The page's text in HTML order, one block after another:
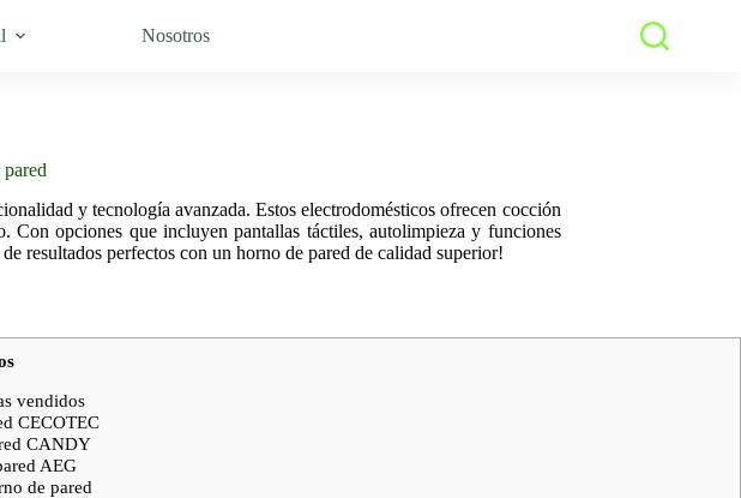
Nosotros
y tecnología avanzada. Estos electrodomésticos ofrecen cocción
opciones que incluyen pantallas táctiles, autolimpieza y funciones
resultados perfectos con un horno de pared de calidad superior!
vendidos
CECOTEC
CANDY
AEG
de pared